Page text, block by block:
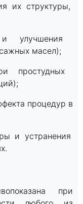
их структуры,
улучшения
масел);
простудных
процедур в
и устранения
при